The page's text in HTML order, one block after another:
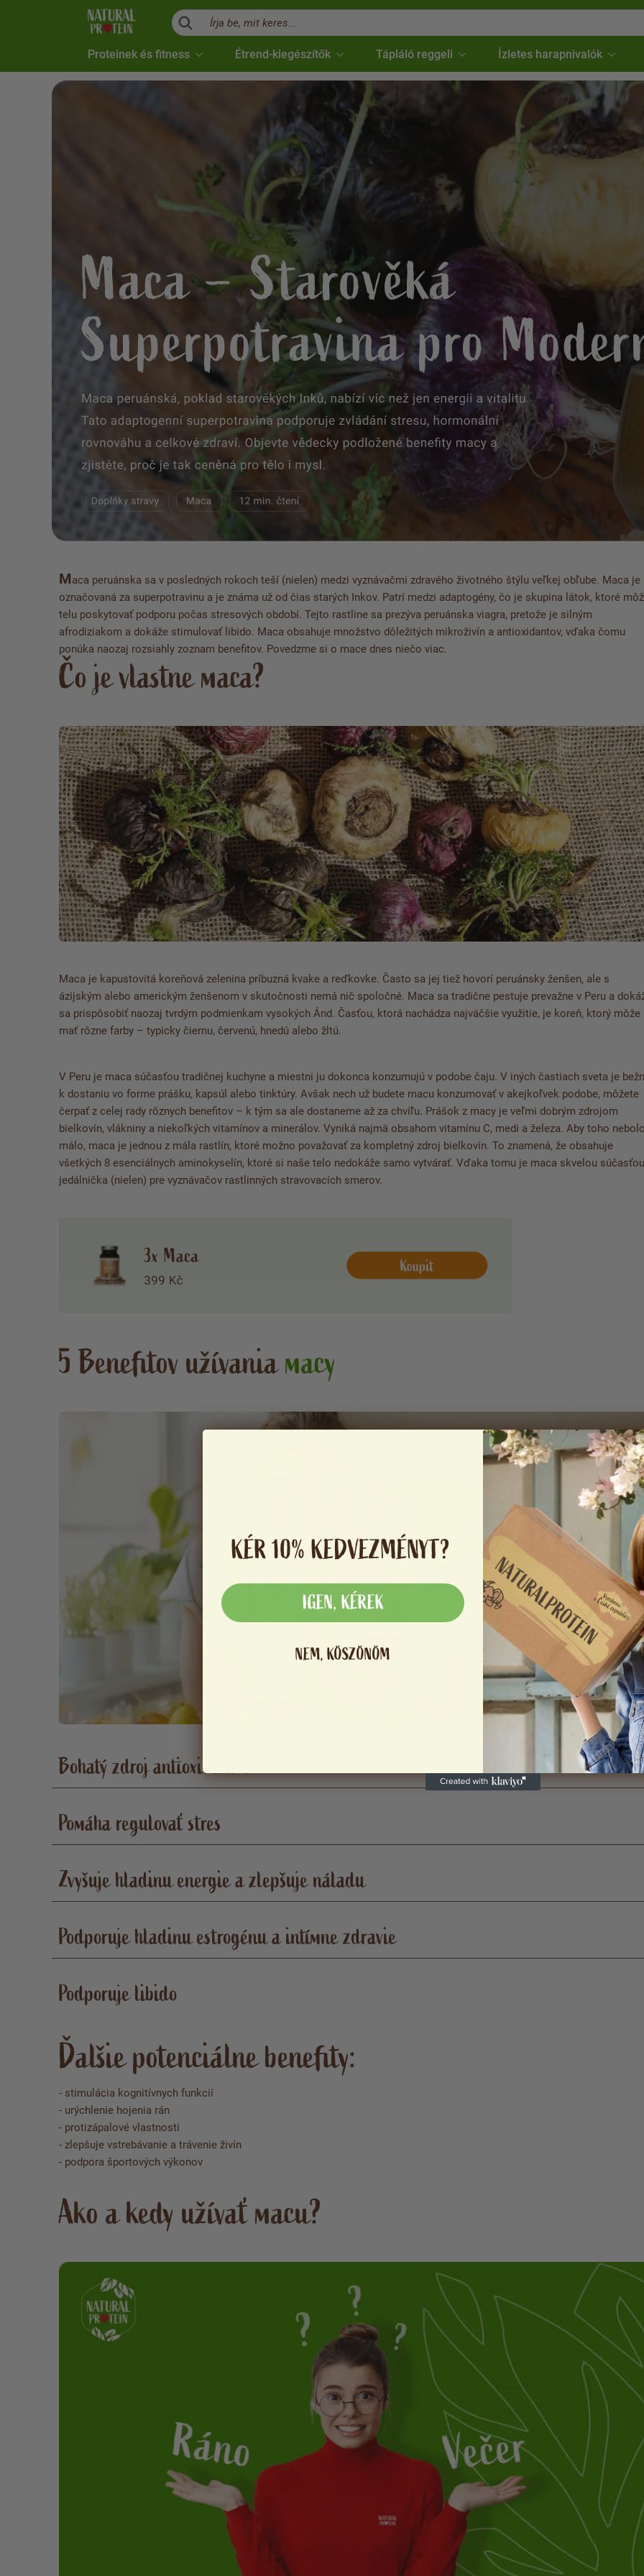
Írja be, mit keres...
Proteinek és fitness Étrend-kiegészítők Tápláló reggeli Ízletes harapnivalók
Maca peruánska sa v posledných rokoch teší (nielen) medzi vyznávačmi zdravého životného štýlu veľkej obľube. Maca je
označovaná za superpotravinu a je známa už od čias starých Inkov. Patrí medzi adaptogény, čo je skupina látok, ktoré
telu poskytovať podporu počas stresových období. Tejto rastline sa prezýva peruánska viagra, pretože je silným
afrodiziakom a dokáže stimulovať libido. Maca obsahuje množstvo dôležitých mikroživín a antioxidantov, vďaka čomu
ponúka naozaj rozsiahly zoznam benefitov. Povedzme si o mace dnes niečo viac.
Čo je vlastne maca?
Maca je kapustovitá koreňová zelenina príbuzná kvake a reďkovke. Často sa jej tiež hovorí peruánsky ženšen, ale s
ázijským alebo americkým ženšenom v skutočnosti nemá nič spoločné. Maca sa tradične pestuje prevažne v Peru a
sa prispôsobiť naozaj tvrdým podmienkam vysokých Ánd. Časťou, ktorá nachádza najväčšie využitie, je koreň, ktorý môže
mať rôzne farby – typicky čiernu, červenú, hnedú alebo žltú.
V Peru je maca súčasťou tradičnej kuchyne a miestni ju dokonca konzumujú v podobe čaju. V iných častiach sveta je
k dostaniu vo forme prášku, kapsúl alebo tinktúry. Avšak nech už budete macu konzumovať v akejkoľvek podobe, môžete
čerpať z celej rady rôznych benefitov – k tým sa ale dostaneme až za chvíľu. Prášok z macy je veľmi dobrým zdrojom
bielkovín, vlákniny a niekoľkých vitamínov a minerálov. Vyniká najmä obsahom vitamínu C, medi a železa. Aby toho nebolo
málo, maca je jednou z mála rastlín, ktoré možno považovať za kompletný zdroj bielkovín. To znamená, že obsahuje
všetkých 8 esenciálnych aminokyselín, ktoré si naše telo nedokáže samo vytvárať. Vďaka tomu je maca skvelou súčasťou
jedálnička (nielen) pre vyznávačov rastlinných stravovacích smerov.
5 Benefitov užívaniamacy
Bohatý zdroj antioxidantov
Pomáha regulovať stres
Zvyšuje hladinu energie a zlepšuje náladu
Podporuje hladinu estrogénu a intímne zdravie
Podporuje libido
Ďalšie potenciálne benefity:
- stimulácia kognitívnych funkcií
- urýchlenie hojenia rán
- protizápalové vlastnosti
- zlepšuje vstrebávanie a trávenie živín
- podpora športových výkonov
Ako a kedy užívať macu?
KÉR 10% KEDVEZMÉNYT?
IGEN, KÉREK
NEM, KÖSZÖNÖM